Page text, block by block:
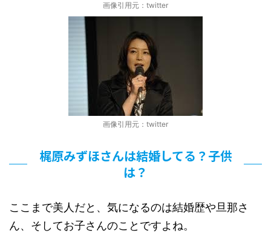
画像引用元：twitter
画像引用元：twitter
梶原みずほさんは結婚してる？子供
は？
ここまで美人だと、気になるのは結婚歴や旦那さ
ん、そしてお子さんのことですよね。